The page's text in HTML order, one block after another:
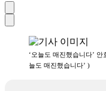
‘오늘도 매진했습니다’
늘도 매진했습니다’ )